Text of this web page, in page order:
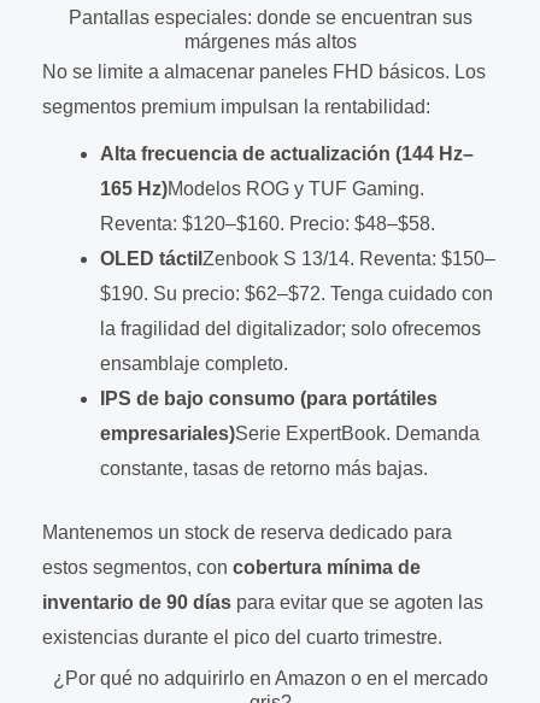
Pantallas especiales: donde se encuentran sus
márgenes más altos
No se limite a almacenar paneles FHD básicos. Los
segmentos premium impulsan la rentabilidad:
Alta frecuencia de actualización (144 Hz–
165 Hz)Modelos ROG y TUF Gaming.
Reventa: $120–$160. Precio: $48–$58.
OLED táctil Zenbook S 13/14. Reventa: $150–
$190. Su precio: $62–$72. Tenga cuidado con
la fragilidad del digitalizador; solo ofrecemos
ensamblaje completo.
IPS de bajo consumo (para portátiles
empresariales)Serie ExpertBook. Demanda
constante, tasas de retorno más bajas.
Mantenemos un stock de reserva dedicado para
estos segmentos, con cobertura mínima de
inventario de 90 días para evitar que se agoten las
existencias durante el pico del cuarto trimestre.
¿Por qué no adquirirlo en Amazon o en el mercado